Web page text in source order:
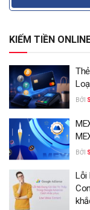
KIẾM TIỀN
BỞI
BỞI
Lỗi